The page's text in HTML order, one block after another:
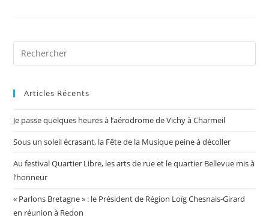
Articles Récents
Je passe quelques heures à l’aérodrome de Vichy à Charmeil
Sous un soleil écrasant, la Fête de la Musique peine à décoller
Au festival Quartier Libre, les arts de rue et le quartier Bellevue mis à
l’honneur
« Parlons Bretagne » : le Président de Région Loïg Chesnais-Girard
en réunion à Redon